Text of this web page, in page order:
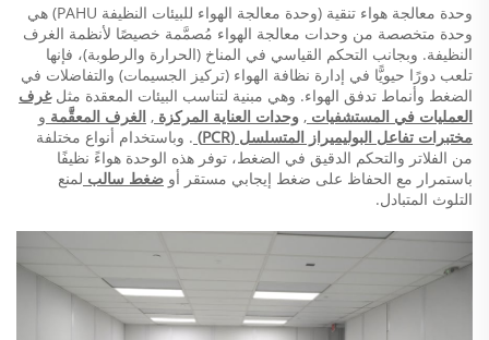
وحدة معالجة هواء تنقية
(وحدة معالجة الهواء للبيئات النظيفة PAHU) هي
وحدة متخصصة من وحدات معالجة الهواء مُصمَّمة خصيصًا لأنظمة الغرف
النظيفة. وبجانب التحكم القياسي في المناخ (الحرارة والرطوبة)، فإنها
تلعب دورًا حيويًّا في إدارة نظافة الهواء (تركيز الجسيمات) والتفاضلات في
الضغط وأنماط تدفق الهواء. وهي مبنية لتناسب البيئات المعقدة مثلغرف
العمليات في المستشفيات , وحدات العناية المركزة , الغرف المعقَّمة و
مختبرات تفاعل البوليميراز المتسلسل (PCR)
. وباستخدام أنواع مختلفة
من الفلاتر والتحكم الدقيق في الضغط، توفر هذه الوحدة هواءً نظيفًا
باستمرار مع الحفاظ على ضغط إيجابي مستقر أو ضغط سالب لمنع
التلوث المتبادل.